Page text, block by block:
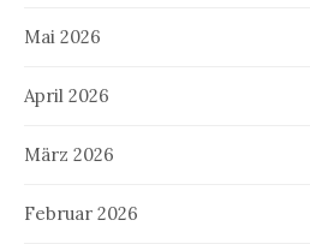
Mai 2026
April 2026
März 2026
Februar 2026